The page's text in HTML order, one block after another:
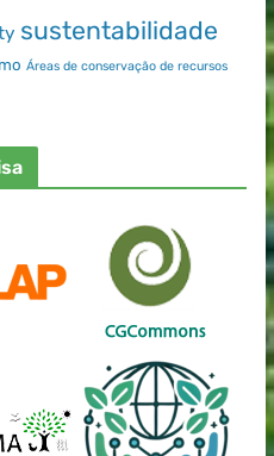
sustentabilidade
Áreas de conservação de recursos